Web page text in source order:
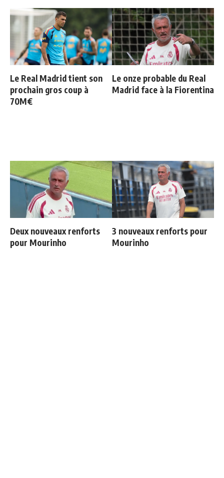
Le Real Madrid tient son
prochain gros coup à
70M€
Le onze probable du Real
Madrid face à la Fiorentina
Deux nouveaux renforts
pour Mourinho
3 nouveaux renforts pour
Mourinho